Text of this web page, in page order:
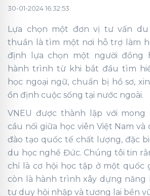
30-01-2024 16:32:53
Lựa chọn một đơn vị tư vấn
thuần là tìm một nơi hỗ trợ làm
định lựa chọn một người đồng
hành trình từ khi bắt đầu tìm
học ngoại ngữ, chuẩn bị hồ sơ,
ổn định cuộc sống tại nước ngoài.
VNEU được thành lập với
cầu nối giữa học viên Việt Nam
đào tạo quốc tế chất lượng, đặc
du học nghề Đức. Chúng tôi tin
chỉ là cơ hội học tập ở một quốc
còn là hành trình xây dựng năng
tư duy hội nhập và tương lai bền